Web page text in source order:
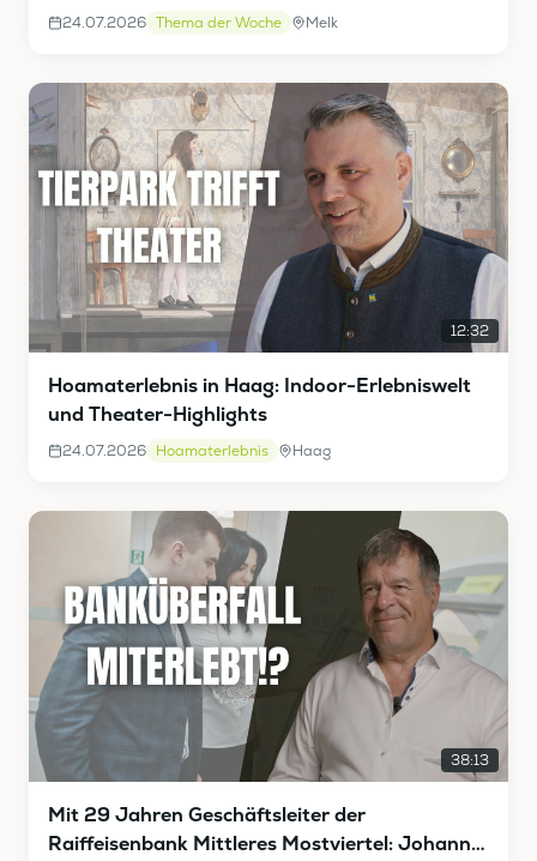
24.07.2026 Thema der Woche Melk
12:32
Hoamaterlebnis in Haag: Indoor-Erlebniswelt
und Theater-Highlights
24.07.2026 Hoamaterlebnis Haag
38:13
Mit 29 Jahren Geschäftsleiter der
Raiffeisenbank Mittleres Mostviertel: Johann